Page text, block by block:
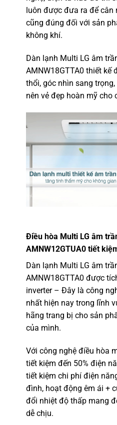
luôn được đưa ra để cân
cũng đúng đối với sản
không khí.
Dàn lạnh Multi LG âm
AMNW18GTTA0 thiết kế
thổi, góc nhìn sang
nên vẻ đẹp hoàn mỹ cho
Điều hòa Multi LG âm
AMNW12GTUA0 tiết
Dàn lạnh Multi LG âm
AMNW18GTTA0 được
inverter – Đây là công
nhất hiện nay trong lĩnh
hãng trang bị cho sản
của mình.
Với công nghệ điều hòa
tiết kiệm đến 50% điện
tiết kiệm chi phí điện
đình, hoạt động êm ái +
đổi nhiệt độ thấp mang
dễ chịu.